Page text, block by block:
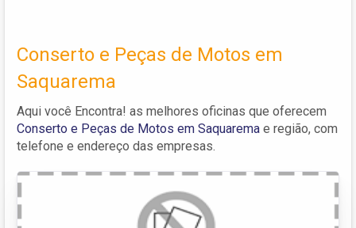
Conserto e Peças de Motos em
Saquarema
Aqui você Encontra! as melhores oficinas que oferecem
Conserto e Peças de Motos em Saquarema e região, com
telefone e endereço das empresas.